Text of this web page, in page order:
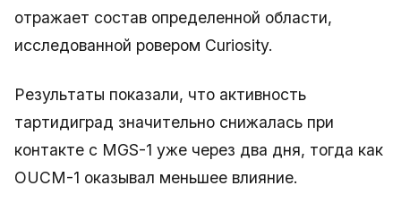
отражает состав определенной области,
исследованной ровером Curiosity.
Результаты показали, что активность
тартидиград значительно снижалась при
контакте с MGS-1 уже через два дня, тогда как
OUCM-1 оказывал меньшее влияние.